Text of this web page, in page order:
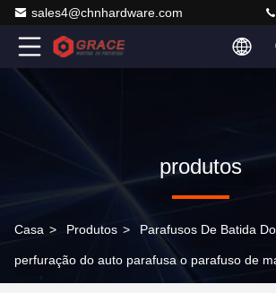
sales4@chnhardware.com
produtos
Casa > Produtos > Parafusos De Batida
perfuração do auto parafusa o parafuso de